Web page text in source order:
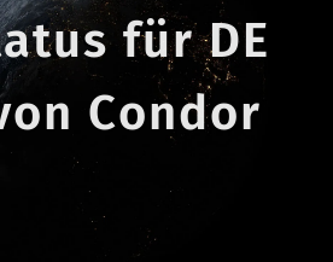
für DE
Condor